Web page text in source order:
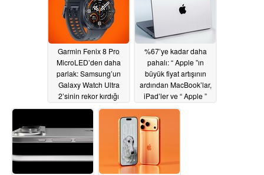
Garmin Fenix 8 Pro
MicroLED’den daha
parlak: Samsung’un
Galaxy Watch Ultra
2’sinin rekor kırdığı
söyleniyor 06/29/2026
%67’ye kadar daha
pahalı: “ Apple ”ın
büyük fiyat artışının
ardından MacBook’lar,
iPad’ler ve “ Apple ”
TV’lerin fiyatları şu
şekilde